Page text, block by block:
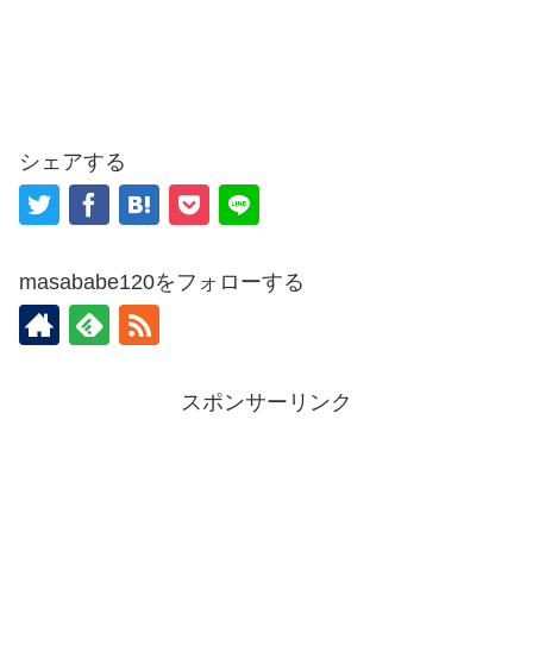
シェアする
masababe120をフォローする
スポンサーリンク